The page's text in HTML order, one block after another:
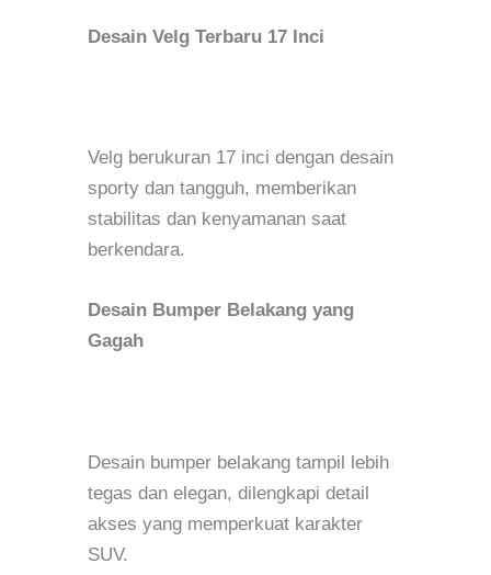
Desain Velg Terbaru 17 Inci
Velg berukuran 17 inci dengan desain
sporty dan tangguh, memberikan
stabilitas dan kenyamanan saat
berkendara.
Desain Bumper Belakang yang
Gagah
Desain bumper belakang tampil lebih
tegas dan elegan, dilengkapi detail
akses yang memperkuat karakter
SUV.